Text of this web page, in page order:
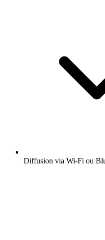
Diffusion via Wi-Fi ou